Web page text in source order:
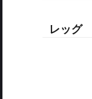
レッグ